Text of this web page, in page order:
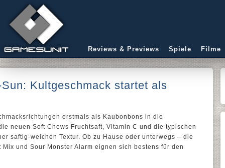
Reviews & Previews Spiele Filme
Kultgeschmack startet als
erstmals als Kaubonbons in die
neuen Soft Chews Fruchtsaft, Vitamin C und die typischen
saftig-weichen Textur. Ob zu Hause oder unterwegs – die
und Sour Monster Alarm eignen sich bestens für den